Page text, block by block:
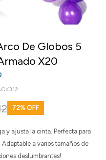
De Globos 5
X20
72
y ajusta la cinta. Perfecta para
a varios tamaños de
deslumbrantes!